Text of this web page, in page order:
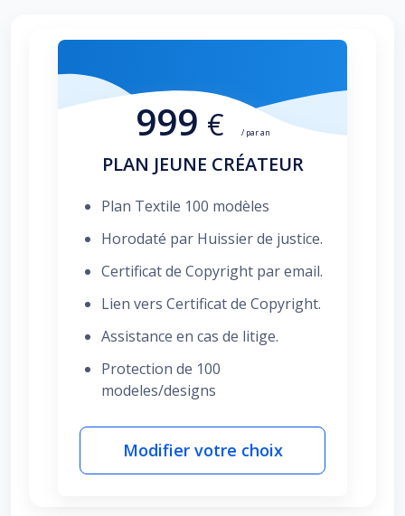
999 € / par an
PLAN JEUNE CRÉATEUR
Plan Textile 100 modèles
Horodaté par Huissier de justice.
Certificat de Copyright par email.
Lien vers Certificat de Copyright.
Assistance en cas de litige.
Protection de 100
modeles/designs
Modifier votre choix